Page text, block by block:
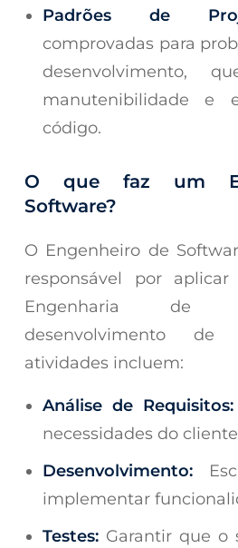
Padrões de
comprovadas para
desenvolvimento,
manutenibilidade e
código.
O que faz um
Software?
O Engenheiro de
responsável por
Engenharia de
desenvolvimento de
atividades incluem:
Análise de Requisitos:
necessidades do
Desenvolvimento:
implementar
Testes: Garantir que o